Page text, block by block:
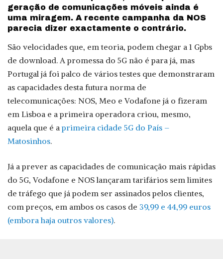
geração de comunicações móveis ainda é
uma miragem. A recente campanha da NOS
parecia dizer exactamente o contrário.
São velocidades que, em teoria, podem chegar a 1 Gpbs
de download. A promessa do 5G não é para já, mas
Portugal já foi palco de vários testes que demonstraram
as capacidades desta futura norma de
telecomunicações: NOS, Meo e Vodafone já o fizeram
em Lisboa e a primeira operadora criou, mesmo,
aquela que é aprimeira cidade 5G do País –
Matosinhos.
Já a prever as capacidades de comunicação mais rápidas
do 5G, Vodafone e NOS lançaram tarifários sem limites
de tráfego que já podem ser assinados pelos clientes,
com preços, em ambos os casos de 39,99 e 44,99 euros
(embora haja outros valores).